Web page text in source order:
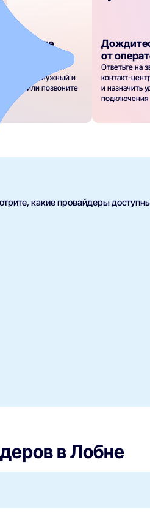
оставьте
стоимости и
Выберите нужный и
или позвоните
от
Ответьте на
контакт-
и назначить
подключения
какие провайдеры
в Лобне